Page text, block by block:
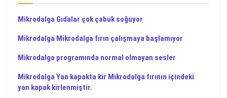
Mikrodalga Gıdalar çok çabuk soğuyor
Mikrodalga Mikrodalga fırın çalışmaya başlamıyor
Mikrodalga programında normal olmayan sesler
Mikrodalga Yan kapakta kir Mikrodalga fırının içindeki
yan kapak kirlenmiştir.